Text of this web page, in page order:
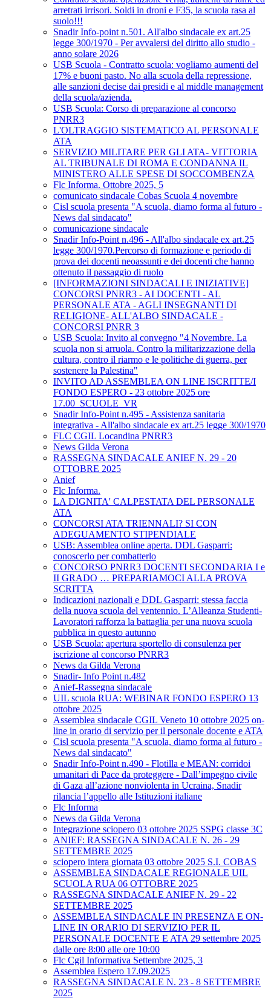
arretrati irrisori. Soldi in droni e F35, la scuola rasa al
suolo!!!
Snadir Info-point n.501. All'albo sindacale ex art.25
legge 300/1970 - Per avvalersi del diritto allo studio -
anno solare 2026
USB Scuola - Contratto scuola: vogliamo aumenti del
17% e buoni pasto. No alla scuola della repressione,
alle sanzioni decise dai presidi e al middle management
della scuola/azienda.
USB Scuola: Corso di preparazione al concorso
PNRR3
L'OLTRAGGIO SISTEMATICO AL PERSONALE
ATA
SERVIZIO MILITARE PER GLI ATA- VITTORIA
AL TRIBUNALE DI ROMA E CONDANNA IL
MINISTERO ALLE SPESE DI SOCCOMBENZA
Flc Informa. Ottobre 2025, 5
comunicato sindacale Cobas Scuola 4 novembre
Cisl scuola presenta "A scuola, diamo forma al futuro -
News dal sindacato"
comunicazione sindacale
Snadir Info-Point n.496 - All'albo sindacale ex art.25
legge 300/1970.Percorso di formazione e periodo di
prova dei docenti neoassunti e dei docenti che hanno
ottenuto il passaggio di ruolo
[INFORMAZIONI SINDACALI E INIZIATIVE]
CONCORSI PNRR3 - AI DOCENTI - AL
PERSONALE ATA - AGLI INSEGNANTI DI
RELIGIONE- ALL'ALBO SINDACALE -
CONCORSI PNRR 3
USB Scuola: Invito al convegno "4 Novembre. La
scuola non si arruola. Contro la militarizzazione della
cultura, contro il riarmo e le politiche di guerra, per
sostenere la Palestina"
INVITO AD ASSEMBLEA ON LINE ISCRITTE/I
FONDO ESPERO - 23 ottobre 2025 ore
17.00_SCUOLE_VR
Snadir Info-Point n.495 - Assistenza sanitaria
integrativa - All'albo sindacale ex art.25 legge 300/1970
FLC CGIL Locandina PNRR3
News Gilda Verona
RASSEGNA SINDACALE ANIEF N. 29 - 20
OTTOBRE 2025
Anief
Flc Informa.
LA DIGNITA' CALPESTATA DEL PERSONALE
ATA
CONCORSI ATA TRIENNALI? SI CON
ADEGUAMENTO STIPENDIALE
USB: Assemblea online aperta. DDL Gasparri:
conoscerlo per combatterlo
CONCORSO PNRR3 DOCENTI SECONDARIA I e
II GRADO … PREPARIAMOCI ALLA PROVA
SCRITTA
Indicazioni nazionali e DDL Gasparri: stessa faccia
della nuova scuola del ventennio. L’Alleanza Studenti-
Lavoratori rafforza la battaglia per una nuova scuola
pubblica in questo autunno
USB Scuola: apertura sportello di consulenza per
iscrizione al concorso PNRR3
News da Gilda Verona
Snadir- Info Point n.482
Anief-Rassegna sindacale
UIL scuola RUA: WEBINAR FONDO ESPERO 13
ottobre 2025
Assemblea sindacale CGIL Veneto 10 ottobre 2025 on-
line in orario di servizio per il personale docente e ATA
Cisl scuola presenta "A scuola, diamo forma al futuro -
News dal sindacato"
Snadir Info-Point n.490 - Flotilla e MEAN: corridoi
umanitari di Pace da proteggere - Dall’impegno civile
di Gaza all’azione nonviolenta in Ucraina, Snadir
rilancia l’appello alle Istituzioni italiane
Flc Informa
News da Gilda Verona
Integrazione sciopero 03 ottobre 2025 SSPG classe 3C
ANIEF: RASSEGNA SINDACALE N. 26 - 29
SETTEMBRE 2025
sciopero intera giornata 03 ottobre 2025 S.I. COBAS
ASSEMBLEA SINDACALE REGIONALE UIL
SCUOLA RUA 06 OTTOBRE 2025
RASSEGNA SINDACALE ANIEF N. 29 - 22
SETTEMBRE 2025
ASSEMBLEA SINDACALE IN PRESENZA E ON-
LINE IN ORARIO DI SERVIZIO PER IL
PERSONALE DOCENTE E ATA 29 settembre 2025
dalle ore 8:00 alle ore 10:00
Flc Cgil Informativa Settembre 2025, 3
Assemblea Espero 17.09.2025
RASSEGNA SINDACALE N. 23 - 8 SETTEMBRE
2025